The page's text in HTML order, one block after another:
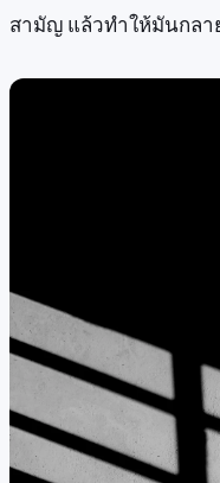
สามัญ แล้วทำให้มันกล